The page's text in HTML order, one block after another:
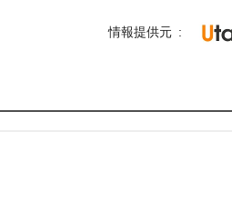
情報提供元